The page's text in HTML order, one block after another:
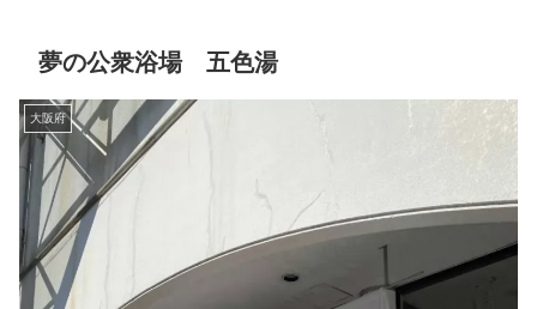
夢の公衆浴場 五色湯
大阪府